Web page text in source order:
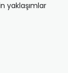
yaklaşımlar